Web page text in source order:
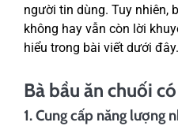
người tin dùng. Tuy nhiên,
không hay vẫn còn lời
hiểu trong bài viết dưới đây.
Bà bầu ăn chuối
1. Cung cấp năng lượng